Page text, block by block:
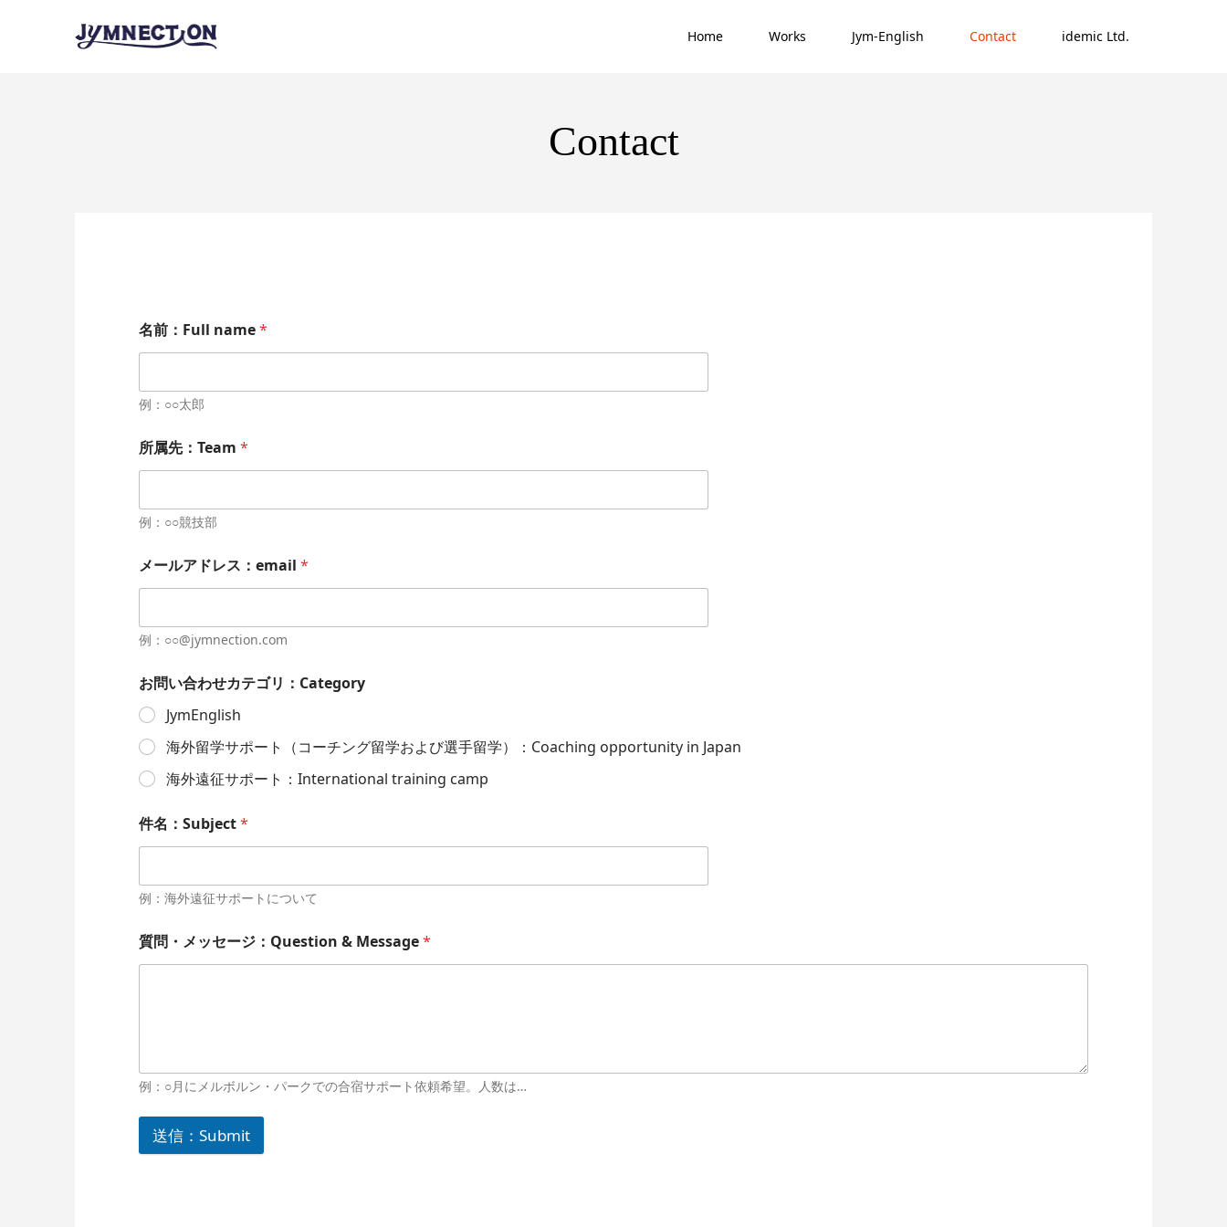
Home Works Jym-English Contact idemic Ltd.
Contact
名前：Full name*
例：○○太郎
所属先：Team *
例：○○競技部
メールアドレス：email *
例：○○@jymnection.com
お問い合わせカテゴリ：Category
JymEnglish
海外留学サポート（コーチング留学および選手留学）：Coaching opportunity in Japan
海外遠征サポート：International training camp
件名：Subject*
例：海外遠征サポートについて
質問・メッセージ：Question & Message*
例：○月にメルボルン・パークでの合宿サポート依頼希望。人数は…
送信：Submit